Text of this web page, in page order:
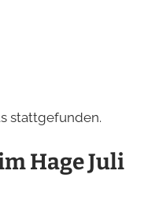
stattgefunden.
Hage Juli